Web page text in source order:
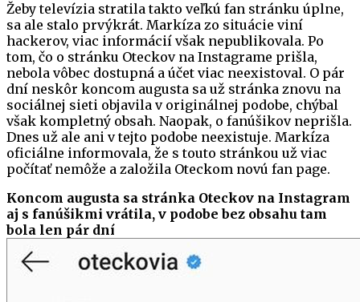
Žeby televízia stratila takto veľkú fan stránku úplne,
sa ale stalo prvýkrát. Markíza zo situácie viní
hackerov, viac informácií však nepublikovala. Po
tom, čo o stránku Oteckov na Instagrame prišla,
nebola vôbec dostupná a účet viac neexistoval. O pár
dní neskôr koncom augusta sa už stránka znovu na
sociálnej sieti objavila v originálnej podobe, chýbal
však kompletný obsah. Naopak, o fanúšikov neprišla.
Dnes už ale ani v tejto podobe neexistuje. Markíza
oficiálne informovala, že s touto stránkou už viac
počítať nemôže a založila Oteckom novú fan page.
Koncom augusta sa stránka Oteckov na Instagram
aj s fanúšikmi vrátila, v podobe bez obsahu tam
bola len pár dní